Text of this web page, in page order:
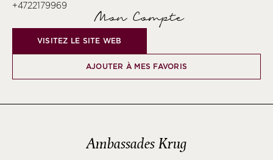
+4722179969
Mon Compte
VISITEZ LE SITE WEB
AJOUTER À MES FAVORIS
Ambassades Krug